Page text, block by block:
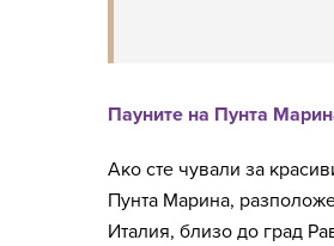
Пауните на Пунта
Ако сте чували за
Пунта Марина,
Италия, близо до град